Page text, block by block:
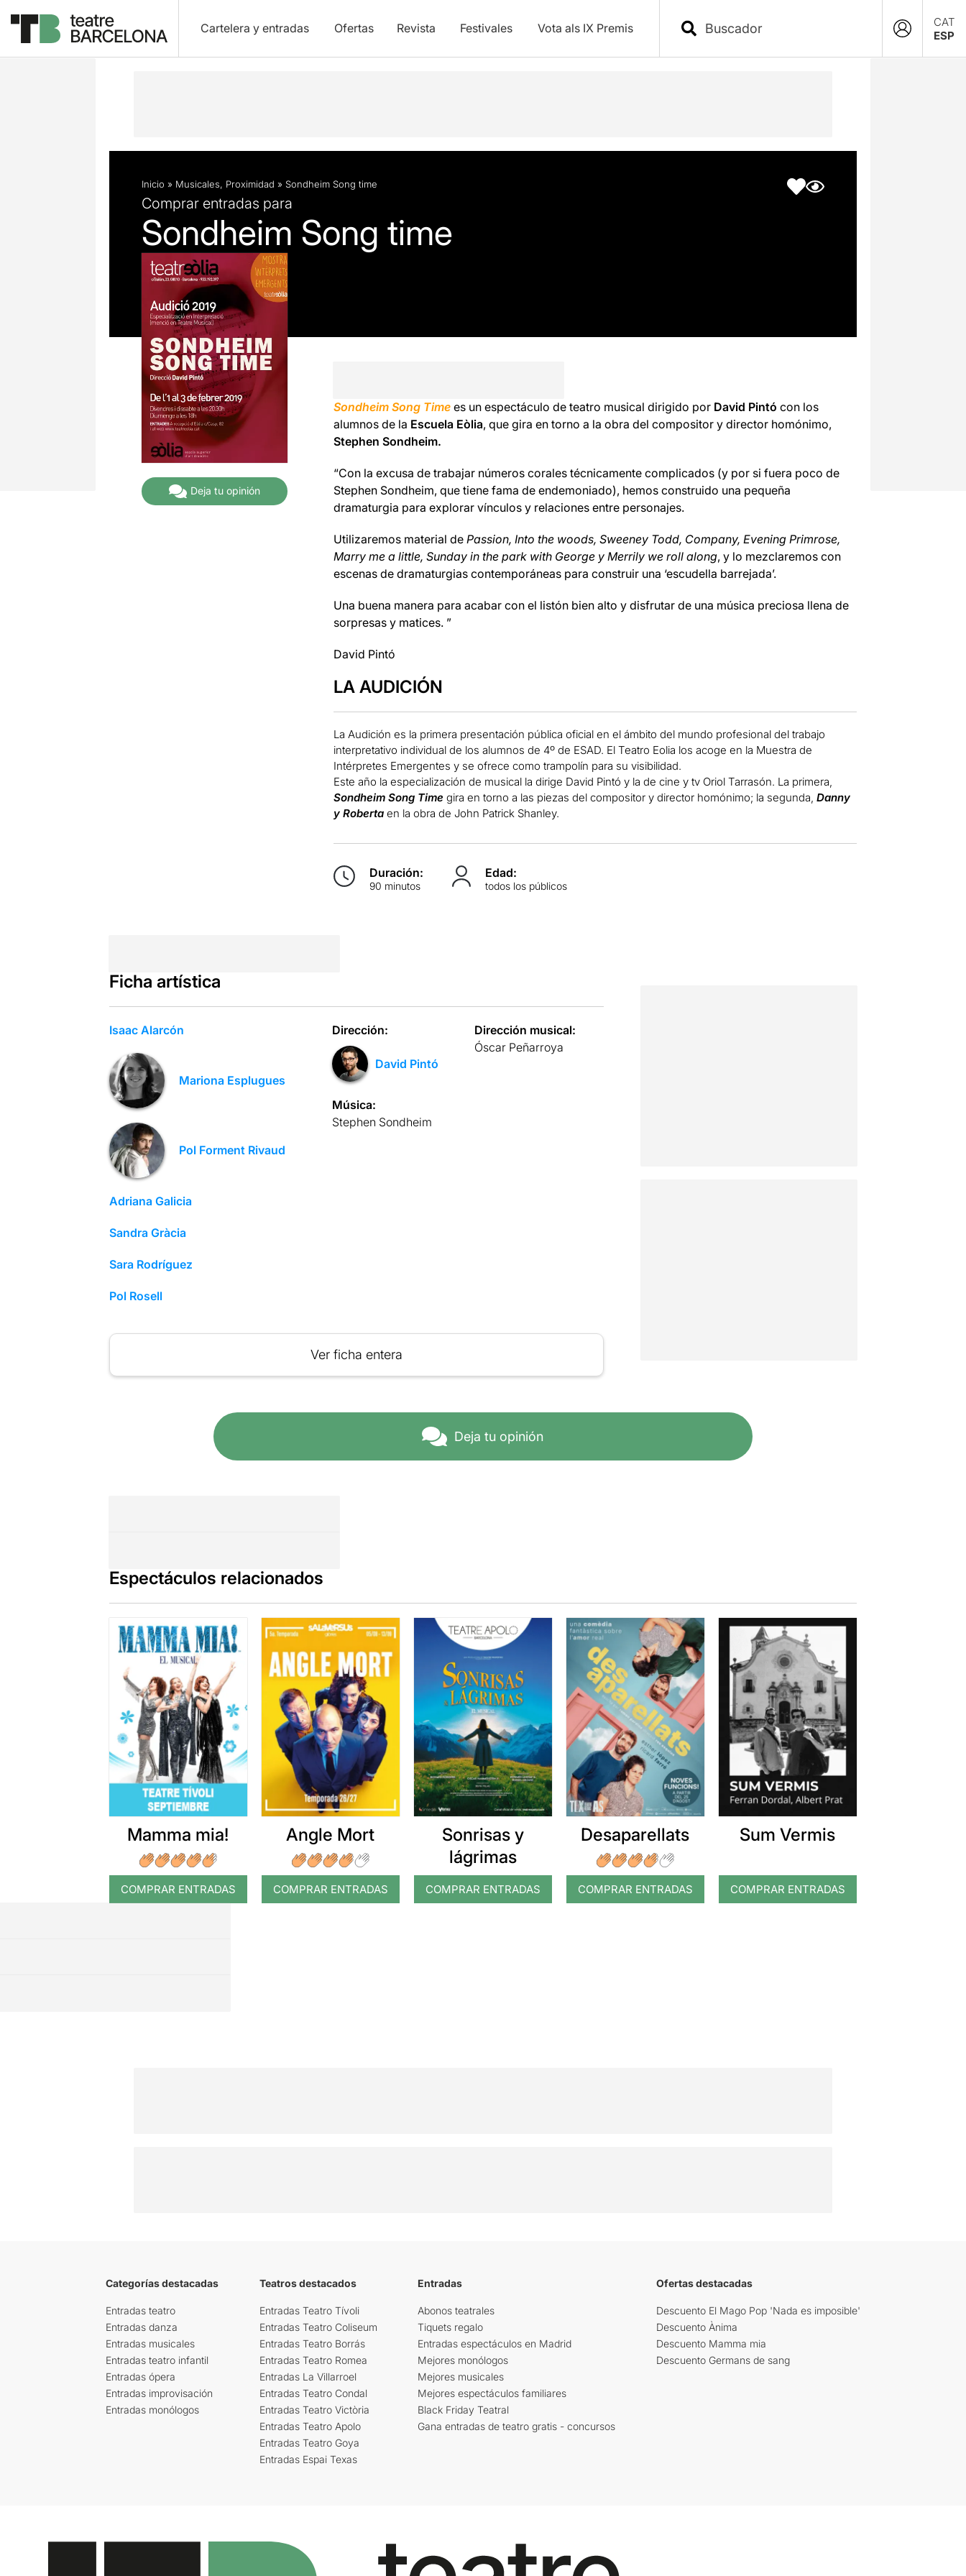
Cartelera y entradas Ofertas Revista Festivales Vota als IX Premis
CAT
ESP
Descripción Ficha artística
Inicio » Musicales, Proximidad » Sondheim Song time
Comprar entradas para
Sondheim Song time
Deja tu opinión
Sondheim Song Timees un espectáculo de teatro musical dirigido porDavid Pintó con los
alumnos de la Escuela Eòlia, que gira en torno a la obra del compositor y director homónimo,
Stephen Sondheim.
“Con la excusa de trabajar números corales técnicamente complicados (y por si fuera poco de
Stephen Sondheim, que tiene fama de endemoniado), hemos construido una pequeña
dramaturgia para explorar vínculos y relaciones entre personajes.
Utilizaremos material de Passion, Into the woods, Sweeney Todd, Company, Evening Primrose,
Marry me a little, Sunday in the park with George y Merrily we roll along, y lo mezclaremos con
escenas de dramaturgias contemporáneas para construir una ‘escudella barrejada’.
Una buena manera para acabar con el listón bien alto y disfrutar de una música preciosa llena de
sorpresas y matices. ”
David Pintó
LA AUDICIÓN
La Audición es la primera presentación pública oficial en el ámbito del mundo profesional del trabajo
interpretativo individual de los alumnos de 4º de ESAD. El Teatro Eolia los acoge en la Muestra de
Intérpretes Emergentes y se ofrece como trampolín para su visibilidad.
Este año la especialización de musical la dirige David Pintó y la de cine y tv Oriol Tarrasón. La primera,
Sondheim Song Time gira en torno a las piezas del compositor y director homónimo; la segunda, Danny
y Robertaen la obra de John Patrick Shanley.
Duración:
90 minutos
Edad:
todos los públicos
Ficha artística
Isaac Alarcón
Mariona Esplugues
Pol Forment Rivaud
Adriana Galicia
Sandra Gràcia
Sara Rodríguez
Pol Rosell
Dirección:
David Pintó
Dirección musical:
Óscar Peñarroya
Música:
Stephen Sondheim
Ver ficha entera
Deja tu opinión
Espectáculos relacionados
Mamma mia!
COMPRAR ENTRADAS
Angle Mort
COMPRAR ENTRADAS
Sonrisas y
lágrimas
COMPRAR ENTRADAS
Desaparellats
COMPRAR ENTRADAS
Sum Vermis
COMPRAR ENTRADAS
Categorías destacadas
Entradas teatro
Entradas danza
Entradas musicales
Entradas teatro infantil
Entradas ópera
Entradas improvisación
Entradas monólogos
Teatros destacados
Entradas Teatro Tívoli
Entradas Teatro Coliseum
Entradas Teatro Borrás
Entradas Teatro Romea
Entradas La Villarroel
Entradas Teatro Condal
Entradas Teatro Victòria
Entradas Teatro Apolo
Entradas Teatro Goya
Entradas Espai Texas
Entradas
Abonos teatrales
Tiquets regalo
Entradas espectáculos en Madrid
Mejores monólogos
Mejores musicales
Mejores espectáculos familiares
Black Friday Teatral
Gana entradas de teatro gratis - concursos
Ofertas destacadas
Descuento El Mago Pop 'Nada es imposible'
Descuento Ànima
Descuento Mamma mia
Descuento Germans de sang